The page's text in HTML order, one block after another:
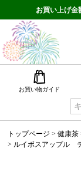
お買い上げ金
お買い物ガイド
トップページ 健康茶
ルイボスアップル